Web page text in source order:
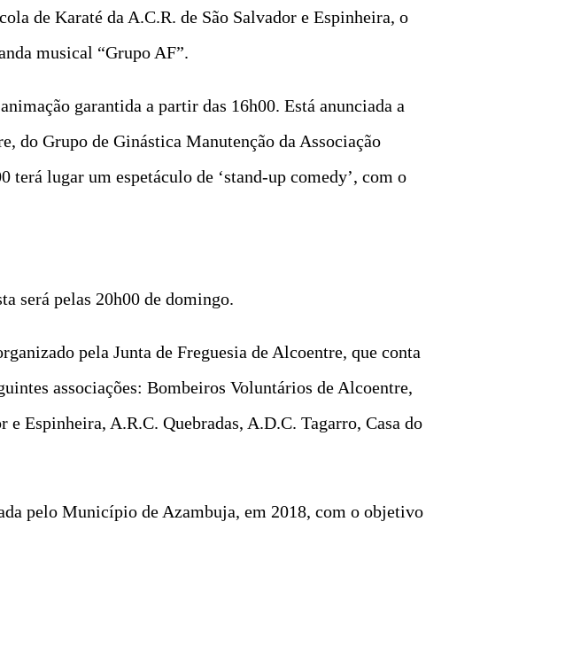
de Karaté da A.C.R. de São Salvador e Espinheira, o
musical “Grupo AF”.
garantida a partir das 16h00. Está anunciada a
do Grupo de Ginástica Manutenção da Associação
lugar um espetáculo de ‘stand-up comedy’, com o
será pelas 20h00 de domingo.
pela Junta de Freguesia de Alcoentre, que conta
associações: Bombeiros Voluntários de Alcoentre,
Espinheira, A.R.C. Quebradas, A.D.C. Tagarro, Casa do
pelo Município de Azambuja, em 2018, com o objetivo